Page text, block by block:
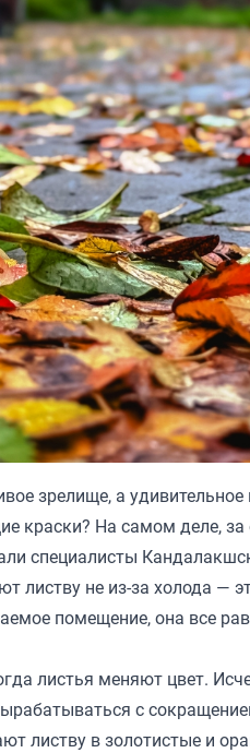
зрелище, а
краски? На самом деле,
специалисты
листву не из-за холода
помещение, она все
листья меняют цвет.
с
листву в золотистые и